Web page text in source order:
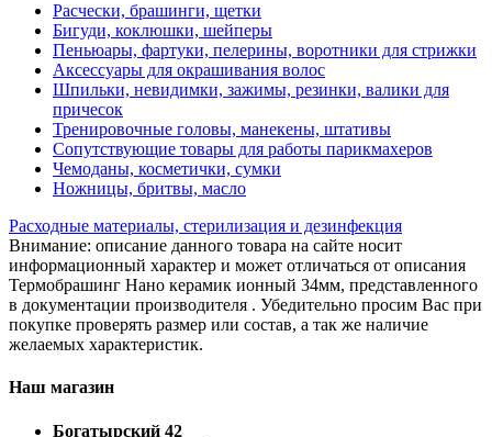
Расчески, брашинги, щетки
Бигуди, коклюшки, шейперы
Пеньюары, фартуки, пелерины, воротники для стрижки
Аксессуары для окрашивания волос
Шпильки, невидимки, зажимы, резинки, валики для
причесок
Тренировочные головы, манекены, штативы
Сопутствующие товары для работы парикмахеров
Чемоданы, косметички, сумки
Ножницы, бритвы, масло
Расходные материалы, стерилизация и дезинфекция
Внимание: описание данного товара на сайте носит
информационный характер и может отличаться от описания
Термобрашинг Нано керамик ионный 34мм, представленного
в документации производителя . Убедительно просим Вас при
покупке проверять размер или состав, а так же наличие
желаемых характеристик.
Наш магазин
Богатырский 42